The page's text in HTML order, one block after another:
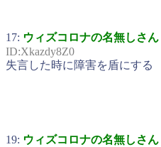
17: ウィズコロナの名無しさん
ID:Xkazdy8Z0
失言した時に障害を盾にする
19: ウィズコロナの名無しさん